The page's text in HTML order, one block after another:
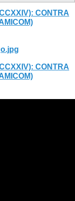
CONTRA
CONTRA